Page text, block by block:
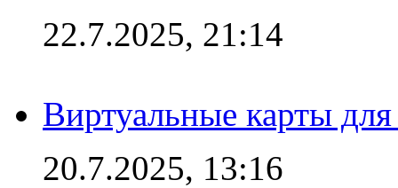
22.7.2025, 21:14
Виртуальные карты
20.7.2025, 13:16